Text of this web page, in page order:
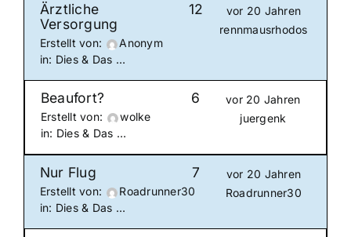
Ärztliche
Versorgung
Erstellt von:
Anonym
in: Dies & Das …
12
vor 20 Jahren
rennmausrhodos
Beaufort?
Erstellt von:
wolke
in: Dies & Das …
6
vor 20 Jahren
juergenk
Nur Flug
Erstellt von:
Roadrunner30
in: Dies & Das …
7
vor 20 Jahren
Roadrunner30